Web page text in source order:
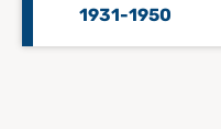
1931-1950